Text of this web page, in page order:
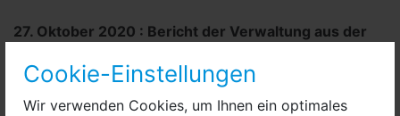
Cookie-Einstellungen
Wir verwenden Cookies, um Ihnen ein optimales
27. Oktober 2020 : Bericht der Verwaltung aus der
2020